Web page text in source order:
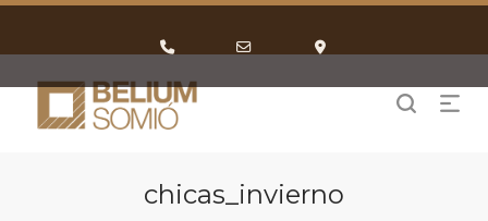
chicas_invierno
for
calling